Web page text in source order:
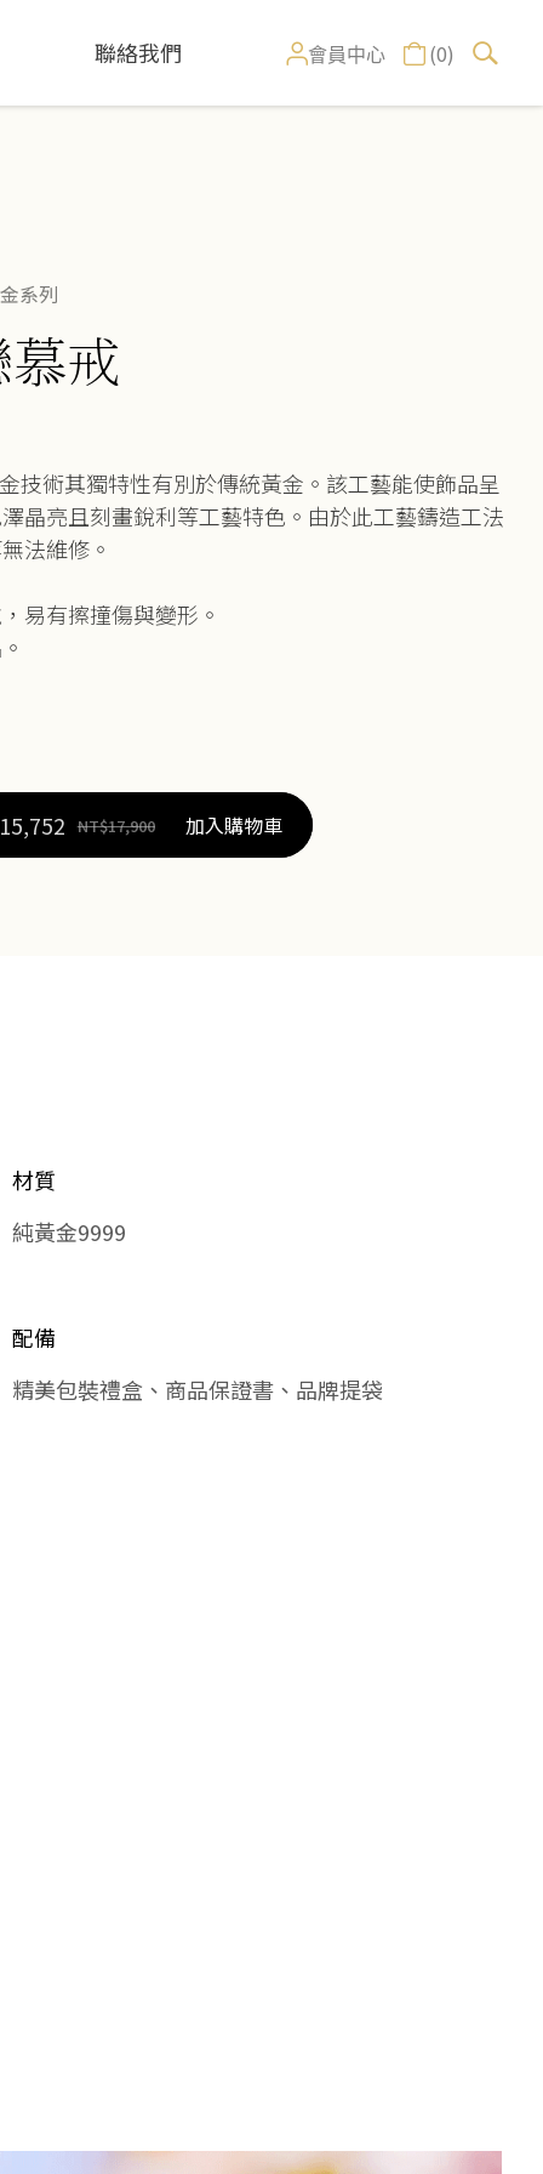
聯絡我們 會員中心 (0)
系列
戒
技術其獨特性有別於傳統黃金。該工藝能使飾品呈
晶亮且刻畫銳利等工藝特色。由於此工藝鑄造工法
法維修。
易有擦撞傷與變形。
NT$17,900 加入購物車
材質
純黃金9999
配備
精美包裝禮盒、商品保證書、品牌提袋